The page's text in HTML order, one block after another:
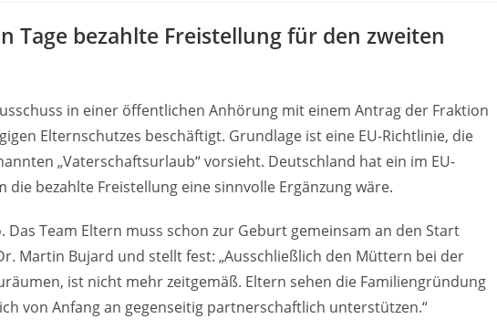
Tage bezahlte Freistellung für den zweiten
in einer öffentlichen Anhörung mit einem Antrag der Fraktion
Elternschutzes beschäftigt. Grundlage ist eine EU-Richtlinie, die
„Vaterschaftsurlaub“ vorsieht. Deutschland hat ein im EU-
bezahlte Freistellung eine sinnvolle Ergänzung wäre.
Das Team Eltern muss schon zur Geburt gemeinsam an den Start
Martin Bujard und stellt fest: „Ausschließlich den Müttern bei der
ist nicht mehr zeitgemäß. Eltern sehen die Familiengründung
von Anfang an gegenseitig partnerschaftlich unterstützen.“